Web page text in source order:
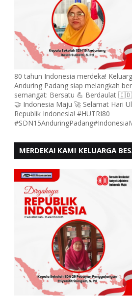
80 tahun Indonesia merdeka!
Anduring Padang siap melangkah
semangat: Bersatu 💪 Berdaulat
🤝 Indonesia Maju 🚀 Selamat Hari
Republik Indonesia! #HUTRI80
MERDEKA! KAMI KELUARGA
MENGUCAPKAN HUT RI KE - 80